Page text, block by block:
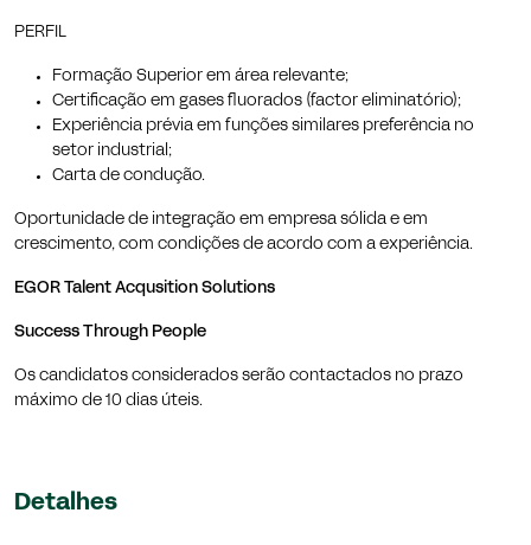
PERFIL
Formação Superior em área relevante;
Certificação em gases fluorados (factor eliminatório);
Experiência prévia em funções similares preferência no
setor industrial;
Carta de condução.
Oportunidade de integração em empresa sólida e em
crescimento, com condições de acordo com a experiência.
EGOR Talent Acqusition Solutions
Success Through People
Os candidatos considerados serão contactados no prazo
máximo de 10 dias úteis.
Detalhes